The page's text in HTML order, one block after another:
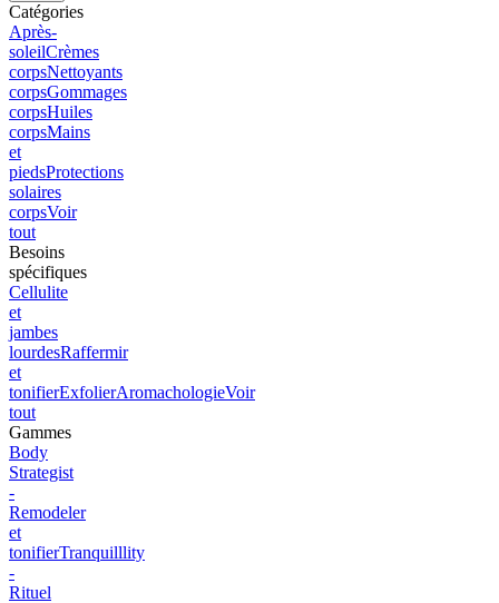
Catégories
Après-
soleilCrèmes
corpsNettoyants
corpsGommages
corpsHuiles
corpsMains
et
piedsProtections
solaires
corpsVoir
tout
Besoins
spécifiques
Cellulite
et
jambes
lourdesRaffermir
et
tonifierExfolierAromachologieVoir
tout
Gammes
Body
Strategist
-
Remodeler
et
tonifierTranquilllity
-
Rituel